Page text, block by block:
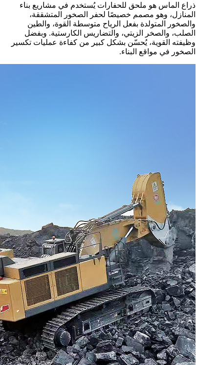
ذراع الماس هو ملحق للحفارات يُستخدم في مشاريع بناء
المنازل، وهو مصمم خصيصًا لحفر الصخور المتشققة،
والصخور المتولدة بفعل الرياح متوسطة القوة، والطين
الصلب، والصخر الزيتي، والتضاريس الكارستية. وبفضل
وظيفته القوية، يُحسّن بشكل كبير من كفاءة عمليات تكسير
الصخور في مواقع البناء.